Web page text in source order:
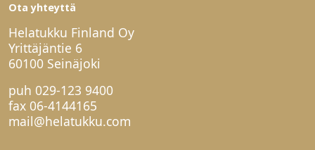
Ota yhteyttä
Helatukku Finland Oy
Yrittäjäntie 6
60100 Seinäjoki
puh 029-123 9400
fax 06-4144165
mail@helatukku.com